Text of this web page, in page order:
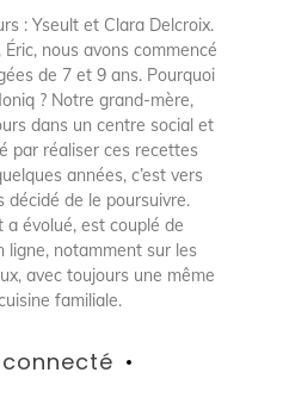
: Yseult et Clara Delcroix.
nous avons commencé
de 7 et 9 ans. Pourquoi
? Notre grand-mère,
dans un centre social et
par réaliser ces recettes
années, c’est vers
décidé de le poursuivre.
a évolué, est couplé de
ligne, notamment sur les
avec toujours une même
familiale.